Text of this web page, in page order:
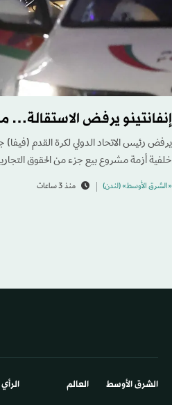
إنفانتينو يرفض
يرفض رئيس الاتحاد الدولي لكرة القدم (فيفا)
خلفية أزمة مشروع بيع جزء من الحقوق
«الشرق الأوسط» (لندن) منذ 3 ساعات
الشرق الأوسط​ العالم الرأي